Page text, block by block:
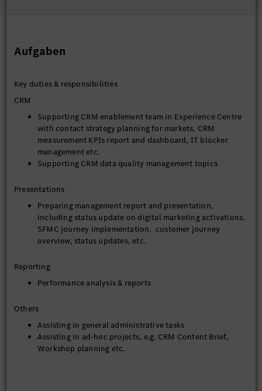
Aufgaben
Key duties & responsibilities
CRM
Supporting CRM enablement team in Experience Centre
with contact strategy planning for markets, CRM
measurement KPIs report and dashboard, IT blocker
management etc.
Supporting CRM data quality management topics
Presentations
Preparing management report and presentation,
including status update on digital marketing activations,
SFMC journey implementation, customer journey
overview, status updates, etc.
Reporting
Performance analysis & reports
Others
Assisting in general administrative tasks
Assisting in ad-hoc projects, e.g. CRM Content Brief,
Workshop planning etc.